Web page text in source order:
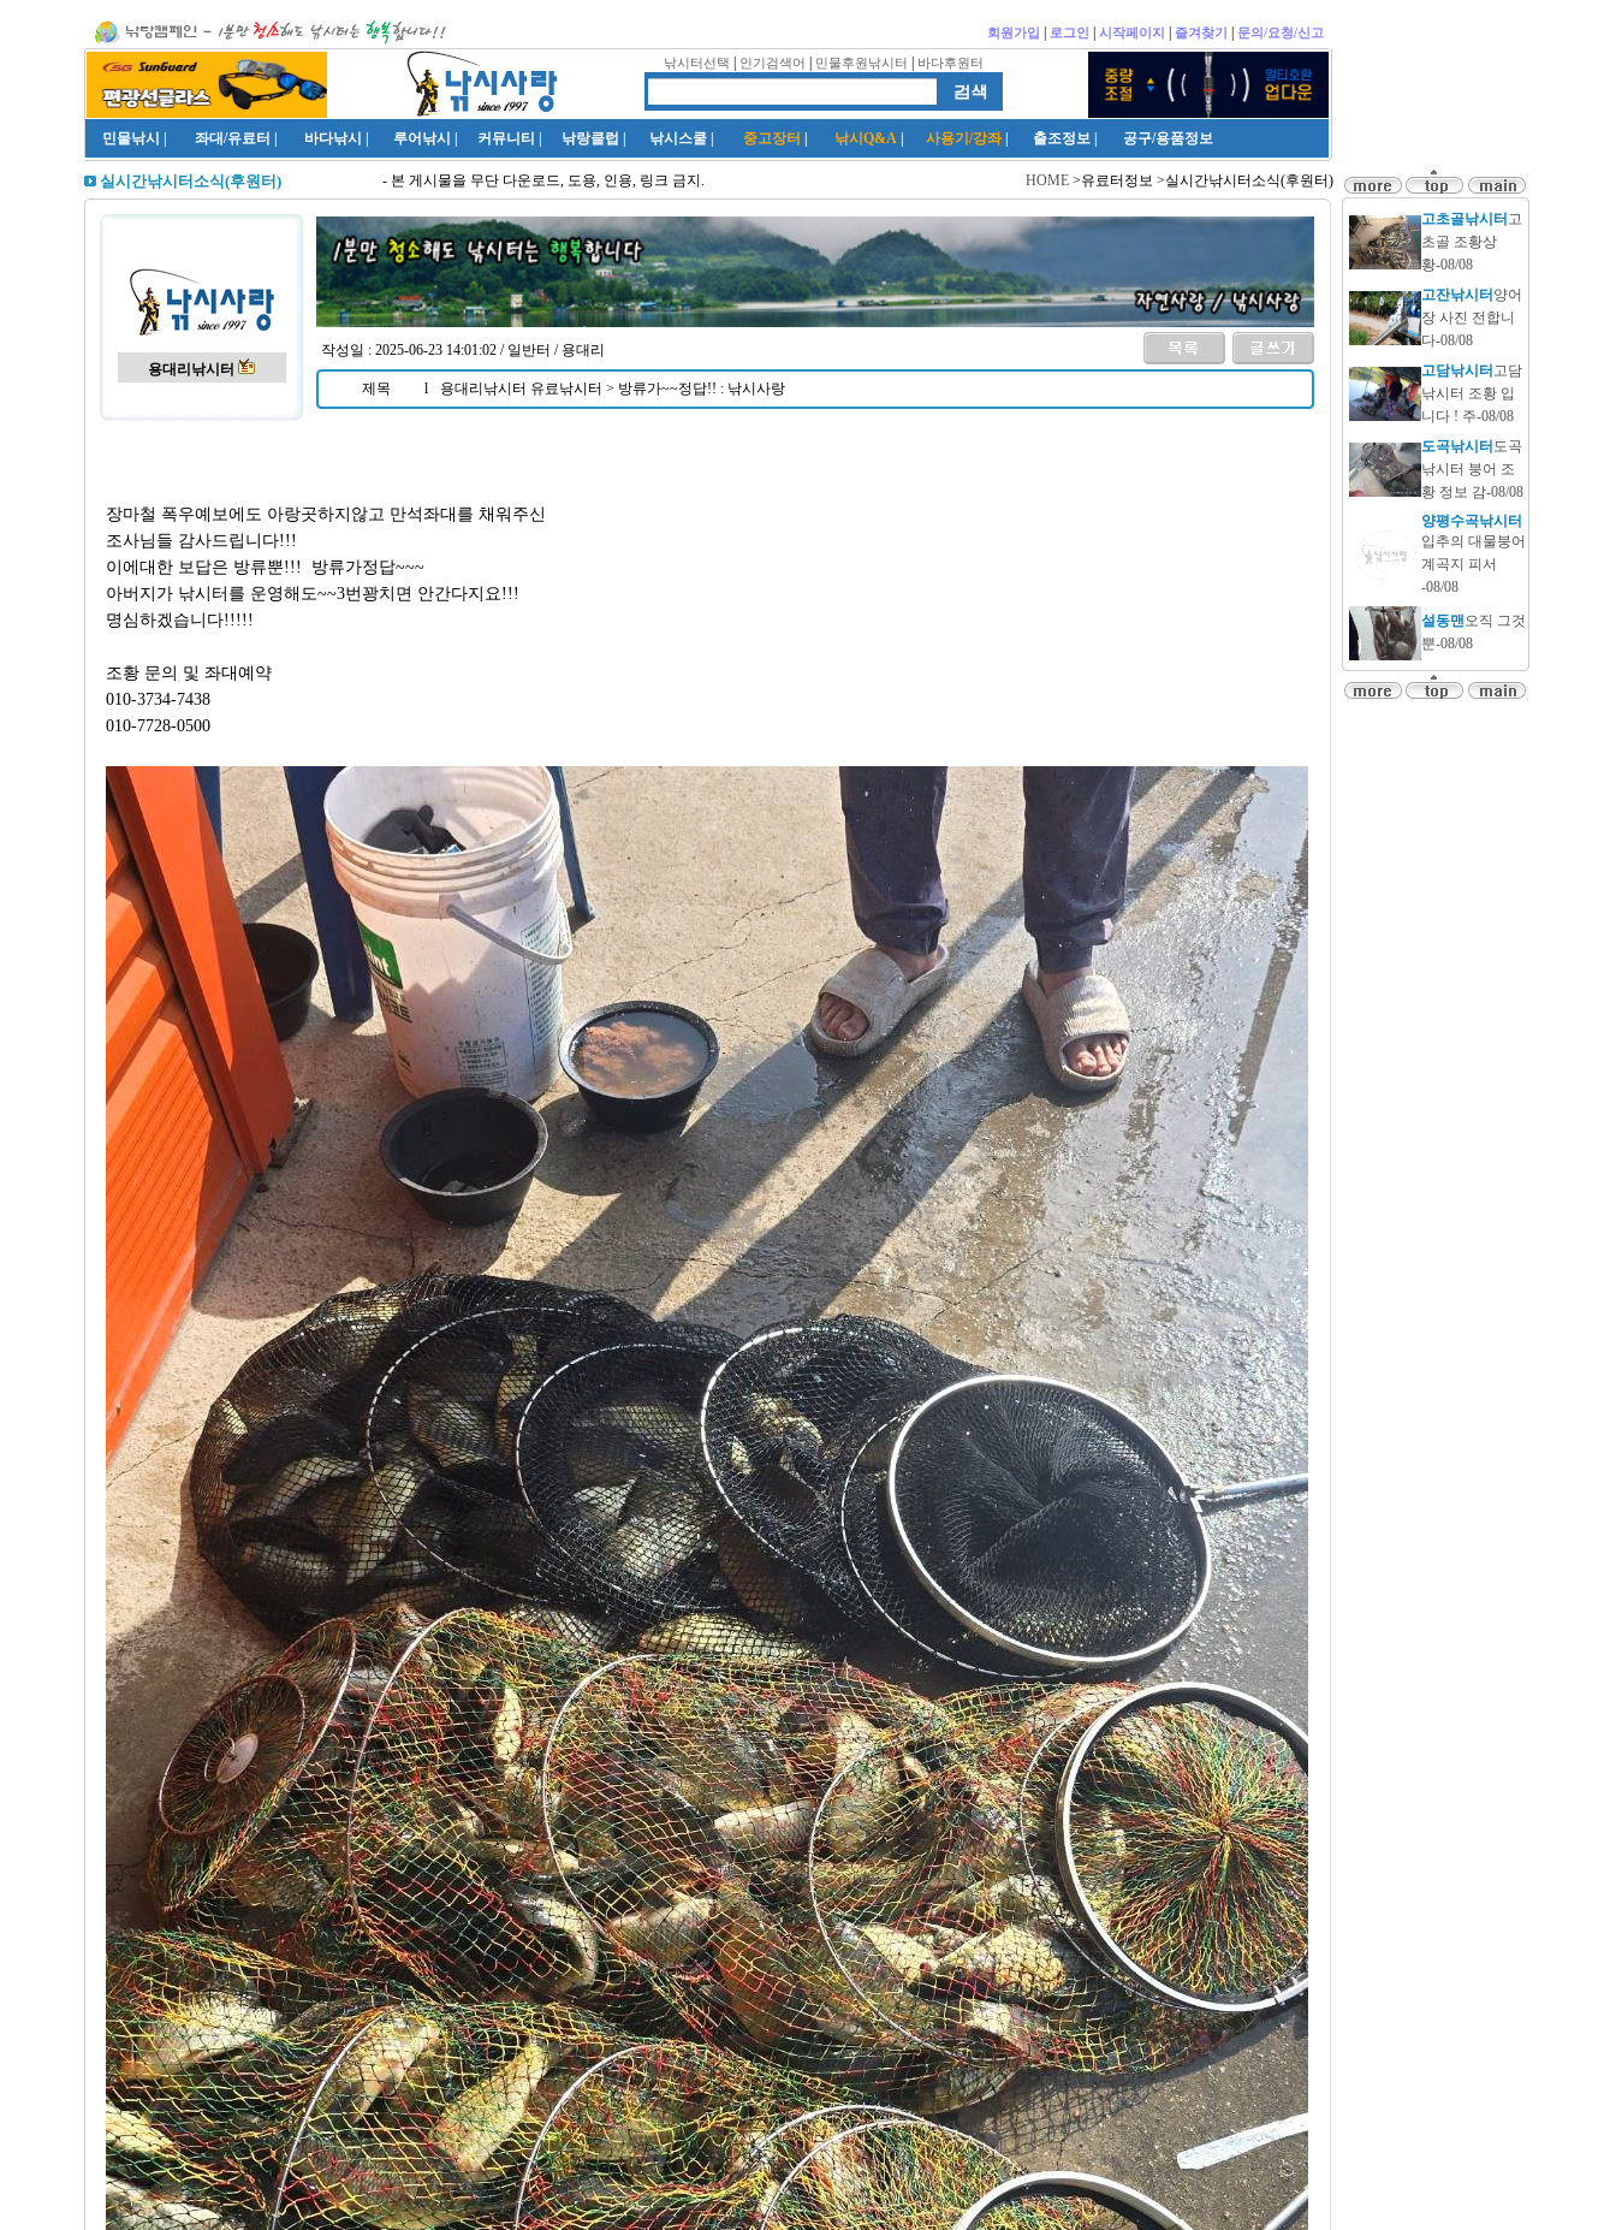
회원가입 로그인 시작페이지 즐겨찾기 문의/요청/신고
낚시터선택 인기검색어 민물후원낚시터 바다후원터
민물낚시 좌대/유료터 바다낚시 루어낚시 커뮤니티 낚랑클럽 낚시스쿨 중고장터 낚시Q&A 사용기/강좌 출조정보 공구/용품정보
실시간낚시터소식(후원터) - 본 게시물을 무단 다운로드, 도용, 인용, 링크 금지. HOME>유료터정보 >실시간낚시터소식(후원터)
용대리낚시터
작성일 : 2025-06-23 14:01:02 / 일반터 / 용대리
제목 l 용대리낚시터 유료낚시터 > 방류가~~정답!! : 낚시사랑
장마철 폭우예보에도 아랑곳하지않고 만석좌대를 채워주신
조사님들 감사드립니다!!!
이에대한 보답은 방류뿐!!! 방류가정답~~~
아버지가 낚시터를 운영해도~~3번꽝치면 안간다지요!!!
명심하겠습니다!!!!!
조황 문의 및 좌대예약
010-3734-7438
010-7728-0500
고초골낚시터 고
초골 조황상
황-08/08
고잔낚시터 양어
장 사진 전합니
다-08/08
고담낚시터 고담
낚시터 조황 입
니다 ! 주-08/08
도곡낚시터 도곡
낚시터 붕어 조
황 정보 감-08/08
양평수곡낚시터
입추의 대물붕어
계곡지 피서
-08/08
설동맨오직 그것
뿐-08/08